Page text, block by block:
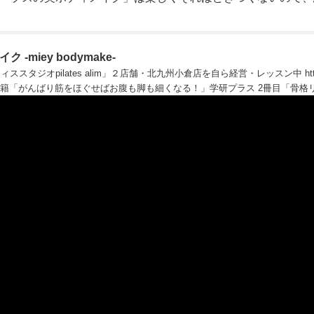
ク -miey bodymake-
ススタジオpilates alim」２店舗・北九州小倉店を自ら経営・レッスン中
「がんばり筋をほぐせばお腹も脚も細くなる！」学研プラス 2冊目「骨格リ